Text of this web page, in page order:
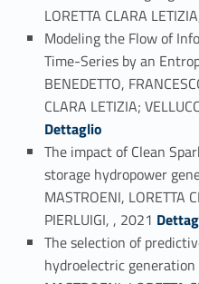
LORETTA CLARA
Modeling the Flow of
Time-Series by an
BENEDETTO,
CLARA LETIZIA;
Dettaglio
The impact of Clean
storage hydropower
MASTROENI, LORETTA
PIERLUIGI, , 2021 Link identifier #identifier_person_161941-22
The selection of
hydroelectric generation